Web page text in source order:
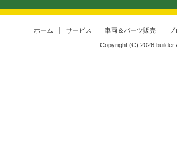
ホーム サービス 車両＆パーツ販売 ブ
Copyright (C) 2026 builder